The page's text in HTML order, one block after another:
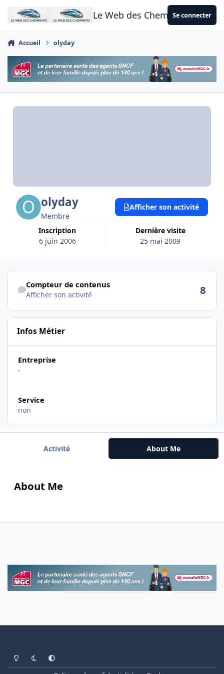
Aller au contenu
Le Web des CheminotsSe connecter
Accueil olyday
olyday
Membre
Inscription
6 juin 2006
Dernière visite
25 mai 2009
Afficher son activité
Afficher son activité
Compteur de contenus
Afficher son activité 8
Infos Métier
Entreprise
-
Service
non
Activité About Me
About Me
Light ModeDark ModeSystem Preference